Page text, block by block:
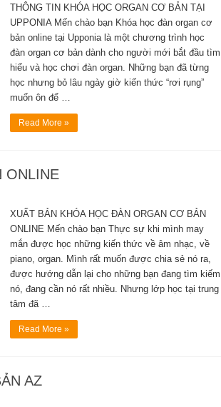
THÔNG TIN KHÓA HỌC ORGAN CƠ BẢN TẠI
UPPONIA Mến chào bạn Khóa học đàn organ cơ
bản online tại Upponia là một chương trình học
đàn organ cơ bản dành cho người mới bắt đầu tìm
hiểu và học chơi đàn organ. Những bạn đã từng
học nhưng bỏ lâu ngày giờ kiến thức “rơi rụng”
muốn ôn để …
Read More »
ONLINE
XUẤT BẢN KHÓA HỌC ĐÀN ORGAN CƠ BẢN
ONLINE Mến chào bạn Thực sự khi mình may
mắn được học những kiến thức về âm nhạc, về
piano, organ. Mình rất muốn được chia sẻ nó ra,
được hướng dẫn lại cho những bạn đang tìm kiếm
nó, đang cần nó rất nhiều. Nhưng lớp học tại trung
tâm đã …
Read More »
AZ